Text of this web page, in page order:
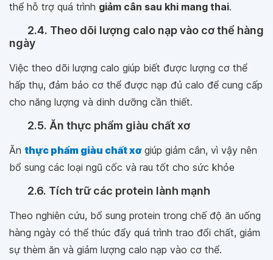
thể hỗ trợ quá trình giảm cân sau khi mang thai.
2.4. Theo dõi lượng calo nạp vào cơ thể hàng
ngày
Việc theo dõi lượng calo giúp biết được lượng cơ thể
hấp thụ, đảm bảo cơ thể được nạp đủ calo để cung cấp
cho năng lượng và dinh dưỡng cần thiết.
2.5. Ăn thực phẩm giàu chất xơ
Ăn thực phẩm giàu chất xơgiúp giảm cân, vì vậy nên
bổ sung các loại ngũ cốc và rau tốt cho sức khỏe
2.6. Tích trữ các protein lành mạnh
Theo nghiên cứu, bổ sung protein trong chế độ ăn uống
hàng ngày có thể thúc đẩy quá trình trao đổi chất, giảm
sự thèm ăn và giảm lượng calo nạp vào cơ thể.